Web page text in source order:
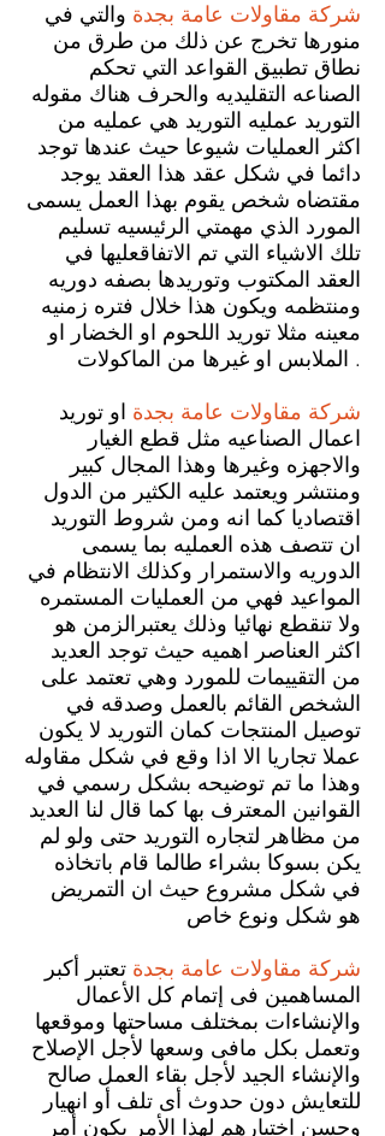
شركة مقاولات عامة بجدة والتي في
منورها تخرج عن ذلك من طرق من
نطاق تطبيق القواعد التي تحكم
الصناعه التقليديه والحرف هناك مقوله
التوريد عمليه التوريد هي عمليه من
اكثر العمليات شيوعا حيث عندها توجد
دائما في شكل عقد هذا العقد يوجد
مقتضاه شخص يقوم بهذا العمل يسمى
المورد الذي مهمتي الرئيسيه تسليم
تلك الاشياء التي تم الاتفاقعليها في
العقد المكتوب وتوريدها بصفه دوريه
ومنتظمه ويكون هذا خلال فتره زمنيه
معينه مثلا توريد اللحوم او الخضار او
الملابس او غيرها من الماكولات .
شركة مقاولات عامة بجدة او توريد
اعمال الصناعيه مثل قطع الغيار
والاجهزه وغيرها وهذا المجال كبير
ومنتشر ويعتمد عليه الكثير من الدول
اقتصاديا كما انه ومن شروط التوريد
ان تتصف هذه العمليه بما يسمى
الدوريه والاستمرار وكذلك الانتظام في
المواعيد فهي من العمليات المستمره
ولا تنقطع نهائيا وذلك يعتبرالزمن هو
اكثر العناصر اهميه حيث توجد العديد
من التقييمات للمورد وهي تعتمد على
الشخص القائم بالعمل وصدقه في
توصيل المنتجات كمان التوريد لا يكون
عملا تجاريا الا اذا وقع في شكل مقاوله
وهذا ما تم توضيحه بشكل رسمي في
القوانين المعترف بها كما قال لنا العديد
من مظاهر لتجاره التوريد حتى ولو لم
يكن بسوكا بشراء طالما قام باتخاذه
في شكل مشروع حيث ان التمريض
هو شكل ونوع خاص
شركة مقاولات عامة بجدة تعتبر أكبر
المساهمين فى إتمام كل الأعمال
والإنشاءات بمختلف مساحتها وموقعها
وتعمل بكل مافى وسعها لأجل الإصلاح
والإنشاء الجيد لأجل بقاء العمل صالح
للتعايش دون حدوث أى تلف أو انهيار
وحسن اختيارهم لهذا الأمر يكون أمر